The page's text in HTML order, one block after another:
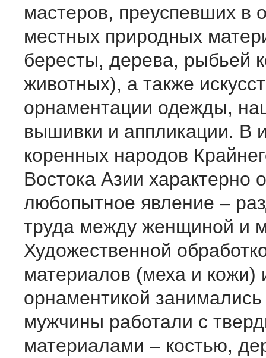
мастеров, преуспевших в
местных природных
бересты, дерева, рыбьей
животных), а также
орнаментации одежды,
вышивки и аппликации. В
коренных народов
Востока Азии характерно
любопытное явление –
труда между женщиной и
Художественной
материалов (меха и кожи)
орнаментикой
мужчины работали с
материалами – костью,